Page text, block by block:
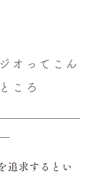
オってこん
ころ
追求するとい